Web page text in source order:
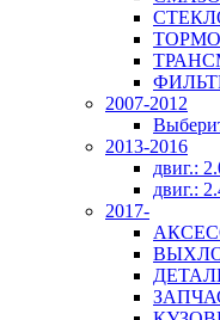
2007-2012
2013-2016
двиг.:
двиг.:
2017-